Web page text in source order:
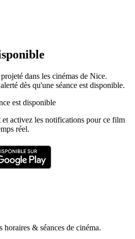
dans les cinémas de Nice.
dès qu'une séance est disponible.
est disponible
activez les notifications pour ce film
réel.
& séances de cinéma.